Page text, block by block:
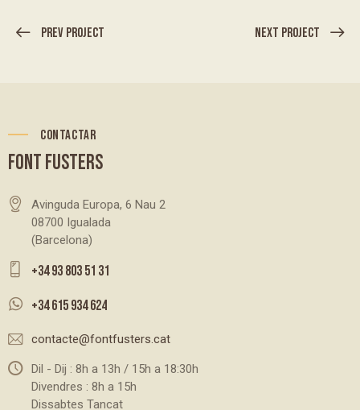
Prev Project Next Project
CONTACTAR
FONT FUSTERS
Avinguda Europa, 6 Nau 2
08700 Igualada
(Barcelona)
+34 93 803 51 31
+34 615 934 624
contacte@fontfusters.cat
Dil - Dij : 8h a 13h / 15h a 18:30h
Divendres : 8h a 15h
Dissabtes Tancat